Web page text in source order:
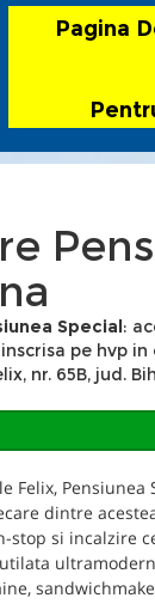
Pagina
Special:
pe hvp
nr. 65B, jud.
Felix,
dintre
stop si incalzire